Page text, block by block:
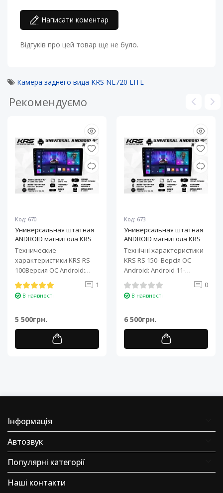
Написати коментар
Відгуків про цей товар ще не було.
Камера заднего вида KRS NL720 LITE
Рекомендуємо
Код: 670
Универсальная штатная
ANDROID магнитола KRS
RS 100 9" 1/32 GB
Технические
характеристики KRS RS
100Версия ОС Android:
Android 11Процессор: 4-
ядерный ARM Cortex-A7..
1
В наявності
5 500грн.
Код: 673
Универсальная штатная
ANDROID магнитола KRS
RS 150 10" 2/32 GB
Технічні характеристики
KRS RS 150- Версія ОС
Android: Android 11-
Процесор: 4-ядерний ARM
Cortex-A7..
0
В наявності
6 500грн.
Інформація
Автозвук
Популярні категорії
Наші контакти